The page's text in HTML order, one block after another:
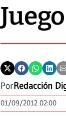
PorRedacción
01/09/2012 02:00